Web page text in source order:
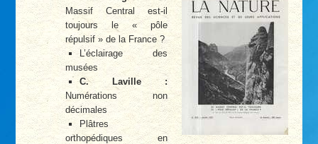
Massif Central est-il
toujours le « pôle
répulsif » de la France ?
L’éclairage des
musées
C. Laville :
Numérations non
décimales
Plâtres
orthopédiques en